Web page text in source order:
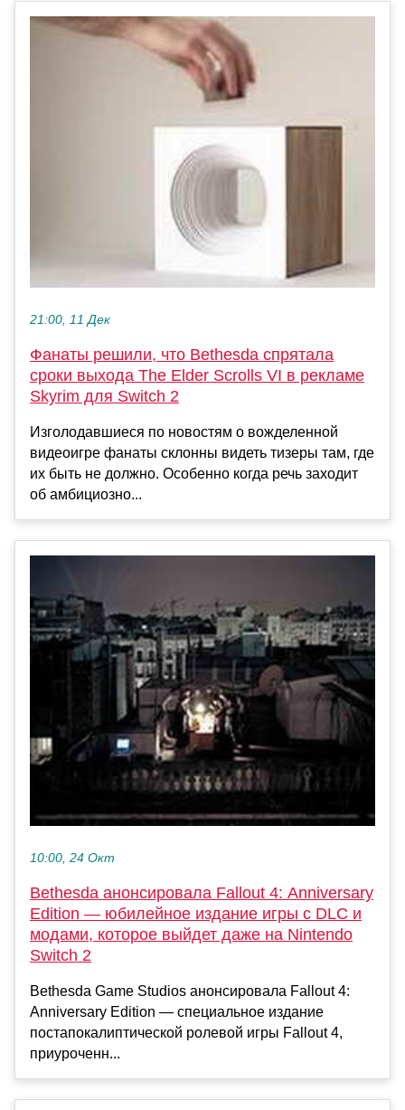
21:00, 11 Дек
Фанаты решили, что Bethesda спрятала
сроки выхода The Elder Scrolls VI в рекламе
Skyrim для Switch 2
Изголодавшиеся по новостям о вожделенной
видеоигре фанаты склонны видеть тизеры там, где
их быть не должно. Особенно когда речь заходит
об амбициозно...
10:00, 24 Окт
Bethesda анонсировала Fallout 4: Anniversary
Edition — юбилейное издание игры с DLC и
модами, которое выйдет даже на Nintendo
Switch 2
Bethesda Game Studios анонсировала Fallout 4:
Anniversary Edition — специальное издание
постапокалиптической ролевой игры Fallout 4,
приуроченн...